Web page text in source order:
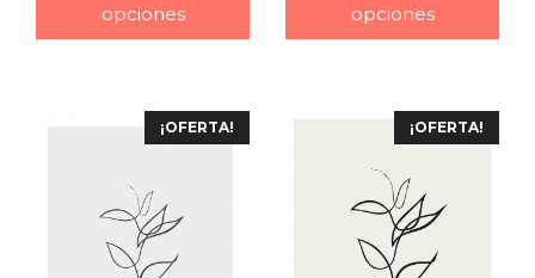
opciones
opciones
¡OFERTA! ¡OFERTA!